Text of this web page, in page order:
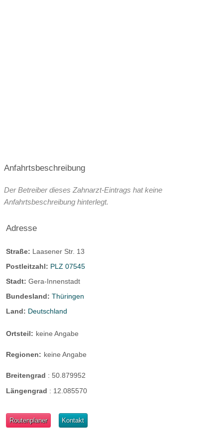
Anfahrtsbeschreibung
Der Betreiber dieses Zahnarzt-Eintrags hat keine
Anfahrtsbeschreibung hinterlegt.
Adresse
Straße: Laasener Str. 13
Postleitzahl: PLZ 07545
Stadt: Gera-Innenstadt
Bundesland: Thüringen
Land: Deutschland
Ortsteil: keine Angabe
Regionen: keine Angabe
Breitengrad : 50.879952
Längengrad : 12.085570
Routenplaner Kontakt